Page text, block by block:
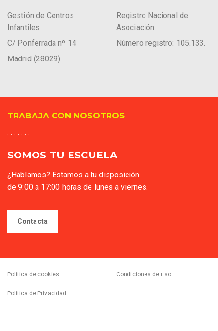
Gestión de Centros
Infantiles
C/ Ponferrada nº 14
Madrid (28029)
Registro Nacional de
Asociación
Número registro: 105.133.
TRABAJA CON NOSOTROS
. . . . . . .
SOMOS TU ESCUELA
¿Hablamos? Estamos a tu disposición
de 9:00 a 17:00 horas de lunes a viernes.
Contacta
Política de cookies Condiciones de uso
Política de Privacidad